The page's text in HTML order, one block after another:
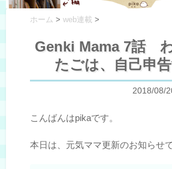
ホーム > web連載 >
Genki Mama 7話
たごは、自己申告
2018/08/
こんばんはpikaです。
本日は、元気ママ更新のお知らせで